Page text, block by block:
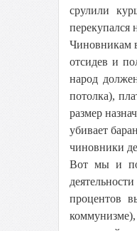
срулили
перекупался
Чиновникам
отсидев и
народ
потолка),
размер
убивает
чиновники
Вот мы и
процентов